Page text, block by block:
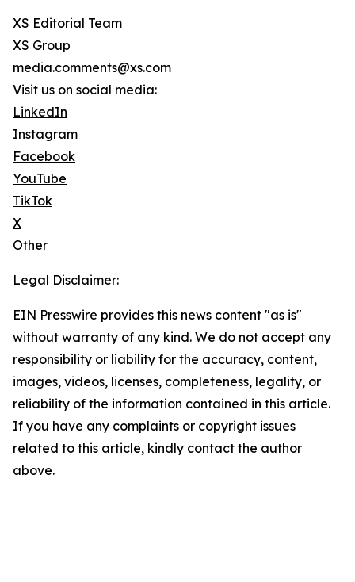
XS Editorial Team
XS Group
media.comments@xs.com
Visit us on social media:
LinkedIn
Instagram
Facebook
YouTube
TikTok
X
Other
Legal Disclaimer:
EIN Presswire provides this news content "as is"
without warranty of any kind. We do not accept any
responsibility or liability for the accuracy, content,
images, videos, licenses, completeness, legality, or
reliability of the information contained in this article.
If you have any complaints or copyright issues
related to this article, kindly contact the author
above.